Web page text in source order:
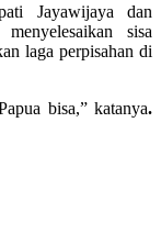
Jayawijaya dan
sisa
laga perpisahan di
bisa,” katanya.